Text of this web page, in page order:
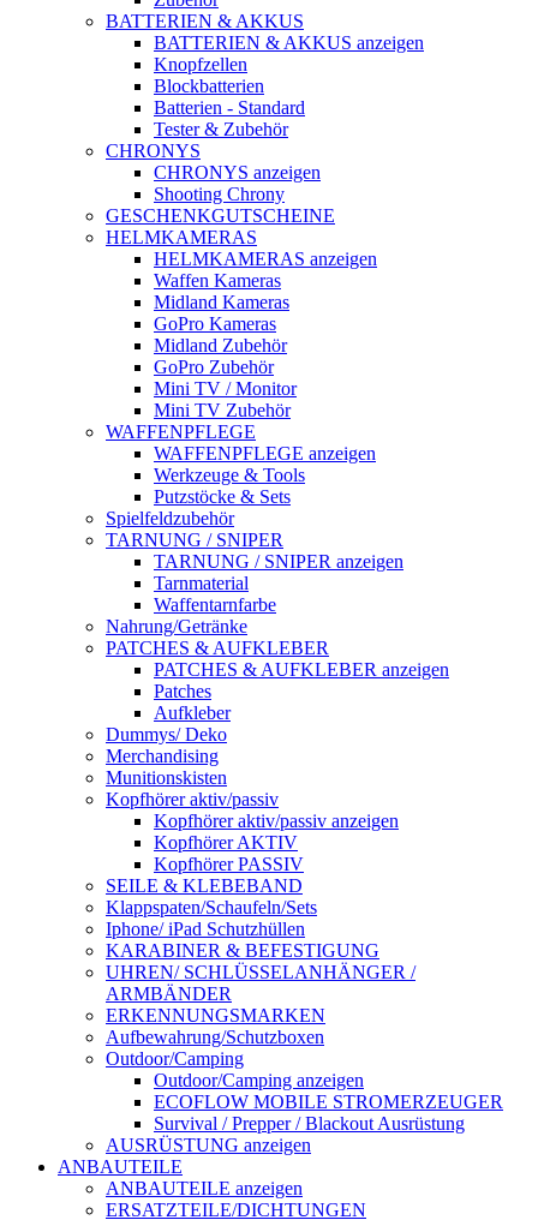
BATTERIEN & AKKUS
BATTERIEN & AKKUS anzeigen
Knopfzellen
Blockbatterien
Batterien - Standard
Tester & Zubehör
CHRONYS
CHRONYS anzeigen
Shooting Chrony
GESCHENKGUTSCHEINE
HELMKAMERAS
HELMKAMERAS anzeigen
Waffen Kameras
Midland Kameras
GoPro Kameras
Midland Zubehör
GoPro Zubehör
Mini TV / Monitor
Mini TV Zubehör
WAFFENPFLEGE
WAFFENPFLEGE anzeigen
Werkzeuge & Tools
Putzstöcke & Sets
Spielfeldzubehör
TARNUNG / SNIPER
TARNUNG / SNIPER anzeigen
Tarnmaterial
Waffentarnfarbe
Nahrung/Getränke
PATCHES & AUFKLEBER
PATCHES & AUFKLEBER anzeigen
Patches
Aufkleber
Dummys/ Deko
Merchandising
Munitionskisten
Kopfhörer aktiv/passiv
Kopfhörer aktiv/passiv anzeigen
Kopfhörer AKTIV
Kopfhörer PASSIV
SEILE & KLEBEBAND
Klappspaten/Schaufeln/Sets
Iphone/ iPad Schutzhüllen
KARABINER & BEFESTIGUNG
UHREN/ SCHLÜSSELANHÄNGER /
ARMBÄNDER
ERKENNUNGSMARKEN
Aufbewahrung/Schutzboxen
Outdoor/Camping
Outdoor/Camping anzeigen
ECOFLOW MOBILE STROMERZEUGER
Survival / Prepper / Blackout Ausrüstung
AUSRÜSTUNG anzeigen
ANBAUTEILE
ANBAUTEILE anzeigen
ERSATZTEILE/DICHTUNGEN